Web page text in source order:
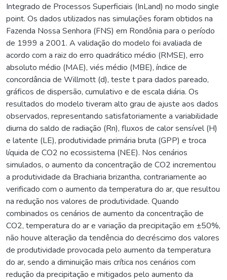
Integrado de Processos Superficiais (InLand) no modo single
point. Os dados utilizados nas simulações foram obtidos na
Fazenda Nossa Senhora (FNS) em Rondônia para o período
de 1999 a 2001. A validação do modelo foi avaliada de
acordo com a raiz do erro quadrático médio (RMSE), erro
absoluto médio (MAE), viés médio (MBE), índice de
concordância de Willmott (d), teste t para dados pareado,
gráficos de dispersão, cumulativo e de escala diária. Os
resultados do modelo tiveram alto grau de ajuste aos dados
observados, representando satisfatoriamente a variabilidade
diurna do saldo de radiação (Rn), fluxos de calor sensível (H)
e latente (LE), produtividade primária bruta (GPP) e troca
líquida de CO2 no ecossistema (NEE). Nos cenários
simulados, o aumento da concentração de CO2 incrementou
a produtividade da Brachiaria brizantha, contrariamente ao
verificado com o aumento da temperatura do ar, que resultou
na redução nos valores de produtividade. Quando
combinados os cenários de aumento da concentração de
CO2, temperatura do ar e variação da precipitação em ±50%,
não houve alteração da tendência do decréscimo dos valores
de produtividade provocada pelo aumento da temperatura
do ar, sendo a diminuição mais crítica nos cenários com
redução da precipitação e mitigados pelo aumento da